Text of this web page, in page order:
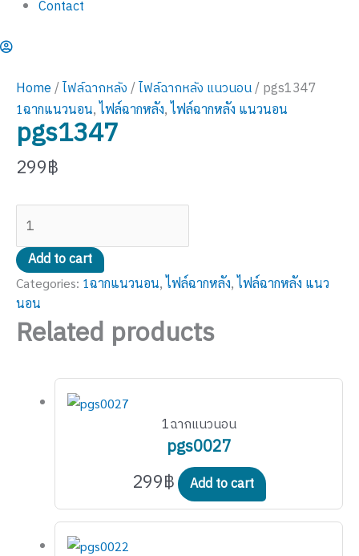
Contact
Home/ไฟล์ฉากหลัง/ไฟล์ฉากหลัง แนวนอน/ pgs1347
1ฉากแนวนอน,ไฟล์ฉากหลัง,ไฟล์ฉากหลัง แนวนอน
pgs1347
299฿
Add to cart
Categories: 1ฉากแนวนอน,ไฟล์ฉากหลัง,ไฟล์ฉากหลัง แนว
นอน
Related products
1ฉากแนวนอน
pgs0027
299฿ Add to cart